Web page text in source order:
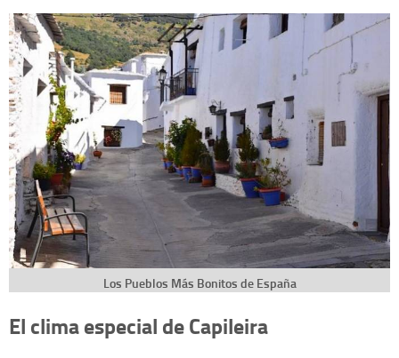
Los Pueblos Más Bonitos de España
El clima especial de Capileira